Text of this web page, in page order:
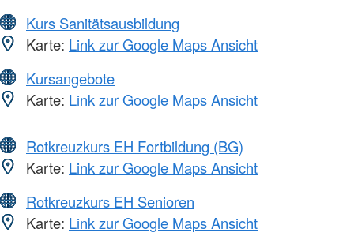
Kurs Sanitätsausbildung
Karte: Link zur Google Maps Ansicht
Kursangebote
Karte: Link zur Google Maps Ansicht
Rotkreuzkurs EH Fortbildung (BG)
Karte: Link zur Google Maps Ansicht
Rotkreuzkurs EH Senioren
Karte: Link zur Google Maps Ansicht